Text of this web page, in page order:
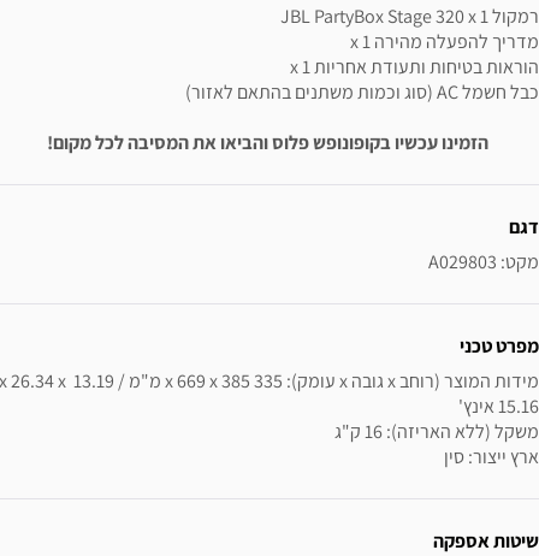
רמקול JBL PartyBox Stage 320 x 1
מדריך להפעלה מהירה x 1
הוראות בטיחות ותעודת אחריות x 1
כבל חשמל AC (סוג וכמות משתנים בהתאם לאזור)
הזמינו עכשיו בקופונופש פלוס והביאו את המסיבה לכל מקום!
דגם
מקט: A029803
מפרט טכני
מידות המוצר (רוחב x גובה x עומק): 335 x 669 x 385 מ"מ / 13.19 x 26.34 x
ארץ ייצור: סין
שיטות אספקה